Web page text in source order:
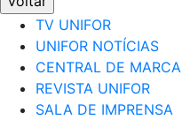
TV UNIFOR
UNIFOR NOTÍCIAS
CENTRAL DE MARCA
REVISTA UNIFOR
SALA DE IMPRENSA